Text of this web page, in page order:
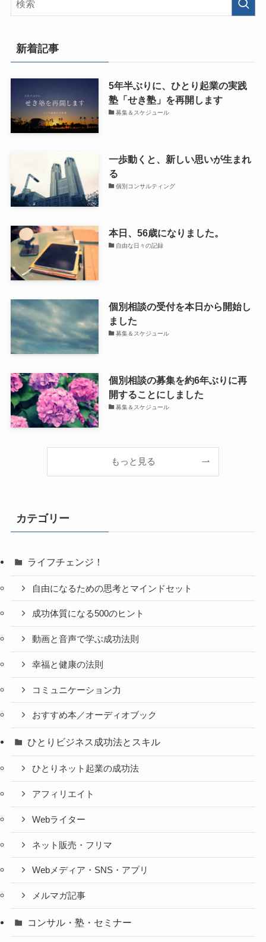
新着記事
5年半ぶりに、ひとり起業の実践
塾「せき塾」を再開します
募集＆スケジュール
一歩動くと、新しい思いが生まれ
る
個別コンサルティング
本日、56歳になりました。
自由な日々の記録
個別相談の受付を本日から開始し
ました
募集＆スケジュール
個別相談の募集を約6年ぶりに再
開することにしました
募集＆スケジュール
もっと見る
カテゴリー
ライフチェンジ！
自由になるための思考とマインドセット
成功体質になる500のヒント
動画と音声で学ぶ成功法則
幸福と健康の法則
コミュニケーション力
おすすめ本／オーディオブック
ひとりビジネス成功法とスキル
ひとりネット起業の成功法
アフィリエイト
Webライター
ネット販売・フリマ
Webメディア・SNS・アプリ
メルマガ記事
コンサル・塾・セミナー